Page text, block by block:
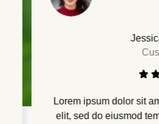
Lorem ipsum dolor sit
elit, sed do eiusmod